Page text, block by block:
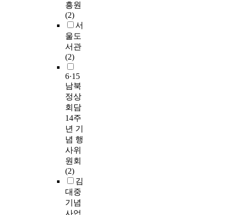
흥원
(2)
서
울도
서관
(2)
6·15
남북
정상
회담
14주
년 기
념 행
사위
원회
(2)
김
대중
기념